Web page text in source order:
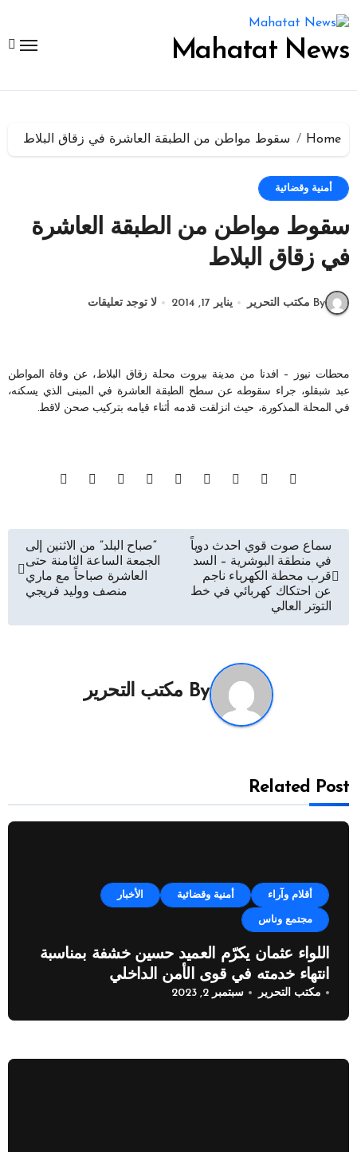
إلى
المحتوى
Mahatat News
Home سقوط مواطن من الطبقة العاشرة في زقاق البلاط
أمنية وقضائية
سقوط مواطن من الطبقة العاشرة
في زقاق البلاط
By مكتب التحرير يناير 17, 2014 لا توجد تعليقات
محطات نيوز – افدنا من مدينة بيروت محلة زقاق البلاط، عن وفاة المواطن
عبد شبقلو، جراء سقوطه عن سطح الطبقة العاشرة في المبنى الذي يسكنه،
في المحلة المذكورة، حيث انزلقت قدمه أثناء قيامه بتركيب صحن لاقط.
تصفّح
المقالات
سماع صوت قوي احدث دوياً
في منطقة البوشرية – السد
قرب محطة الكهرباء ناجم
عن احتكاك كهربائي في خط
التوتر العالي
“صباح البلد” من الاثنين إلى
الجمعة الساعة الثامنة حتى
العاشرة صباحاً مع ماري
منصف ووليد فريجي
By مكتب التحرير
Related Post
أقلام وآراء أمنية وقضائية الأخبار
مجتمع وناس
اللواء عثمان يكرّم العميد حسين خشفة بمناسبة
انتهاء خدمته في قوى الأمن الداخلي
مكتب التحرير سبتمبر 2, 2023